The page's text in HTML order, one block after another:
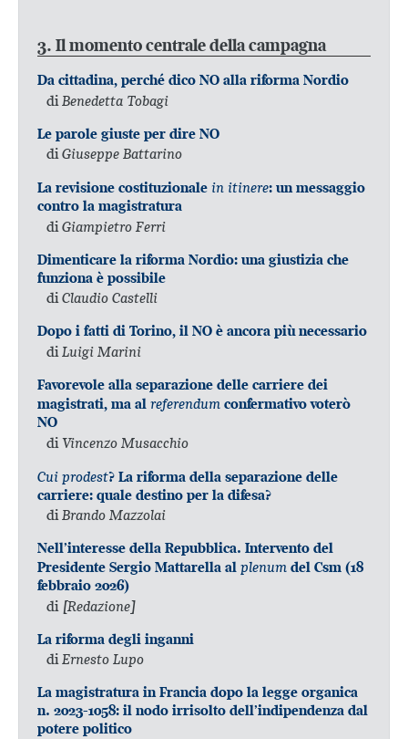
3. Il momento centrale della campagna
Da cittadina, perché dico NO alla riforma Nordio
di Benedetta Tobagi
Le parole giuste per dire NO
diGiuseppe Battarino
La revisione costituzionale in itinere: un messaggio
contro la magistratura
di Giampietro Ferri
Dimenticare la riforma Nordio: una giustizia che
funziona è possibile
diClaudio Castelli
Dopo i fatti di Torino, il NO è ancora più necessario
diLuigi Marini
Favorevole alla separazione delle carriere dei
magistrati, ma al referendum confermativo voterò
NO
di Vincenzo Musacchio
Cui prodest? La riforma della separazione delle
carriere: quale destino per la difesa?
diBrando Mazzolai
Nell’interesse della Repubblica. Intervento del
Presidente Sergio Mattarella al plenum del Csm (18
febbraio 2026)
di [Redazione]
La riforma degli inganni
diErnesto Lupo
La magistratura in Francia dopo la legge organica
n. 2023-1058: il nodo irrisolto dell’indipendenza dal
potere politico